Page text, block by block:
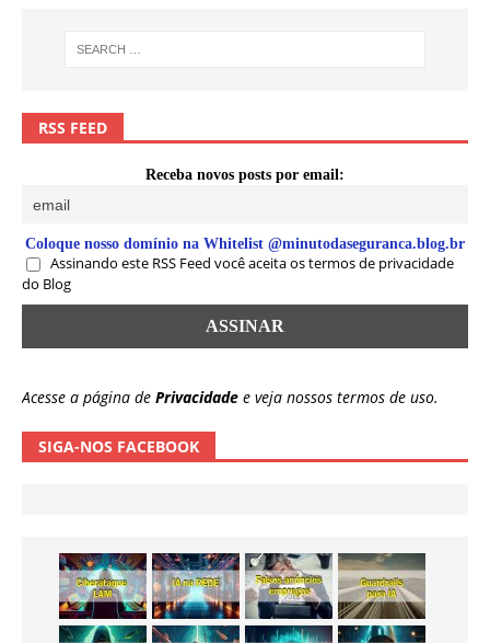
RSS FEED
Receba novos posts por email:
Coloque nosso domínio na Whitelist @minutodaseguranca.blog.br
Assinando este RSS Feed você aceita os termos de privacidade
do Blog
Acesse a página de Privacidade e veja nossos termos de uso.
SIGA-NOS FACEBOOK